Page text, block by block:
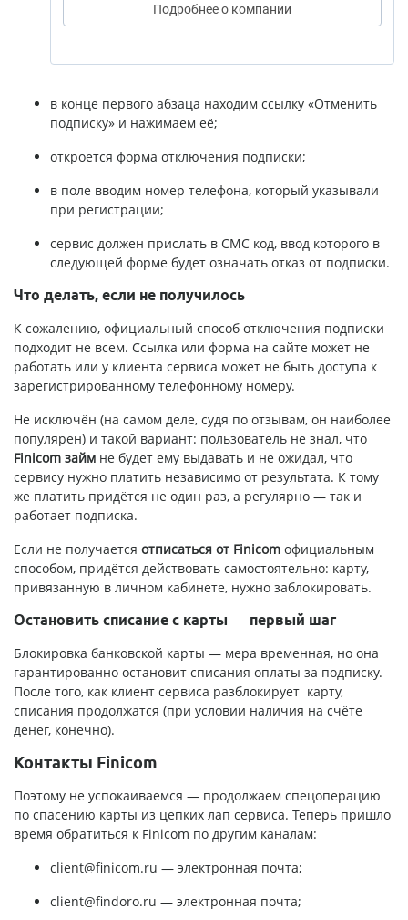
Подробнеео компании
в конце первого абзаца находим ссылку «Отменить
подписку» и нажимаем её;
откроется форма отключения подписки;
в поле вводим номер телефона, который указывали
при регистрации;
сервис должен прислать в СМС код, ввод которого в
следующей форме будет означать отказ от подписки.
Что делать, если не получилось
К сожалению, официальный способ отключения подписки
подходит не всем. Ссылка или форма на сайте может не
работать или у клиента сервиса может не быть доступа к
зарегистрированному телефонному номеру.
Не исключён (на самом деле, судя по отзывам, он наиболее
популярен) и такой вариант: пользователь не знал, что
Finicom займ не будет ему выдавать и не ожидал, что
сервису нужно платить независимо от результата. К тому
же платить придётся не один раз, а регулярно — так и
работает подписка.
Если не получается отписаться от Finicom официальным
способом, придётся действовать самостоятельно: карту,
привязанную в личном кабинете, нужно заблокировать.
Остановить списание с карты — первый шаг
Блокировка банковской карты — мера временная, но она
гарантированно остановит списания оплаты за подписку.
После того, как клиент сервиса разблокирует карту,
списания продолжатся (при условии наличия на счёте
денег, конечно).
Контакты Finicom
Поэтому не успокаиваемся — продолжаем спецоперацию
по спасению карты из цепких лап сервиса. Теперь пришло
время обратиться к Finicom по другим каналам:
client@finicom.ru — электронная почта;
client@findoro.ru — электронная почта;